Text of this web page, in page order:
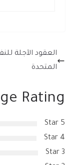
العقود الآجلة
المتحدة
Rating
5 Star
4 Star
3 Star